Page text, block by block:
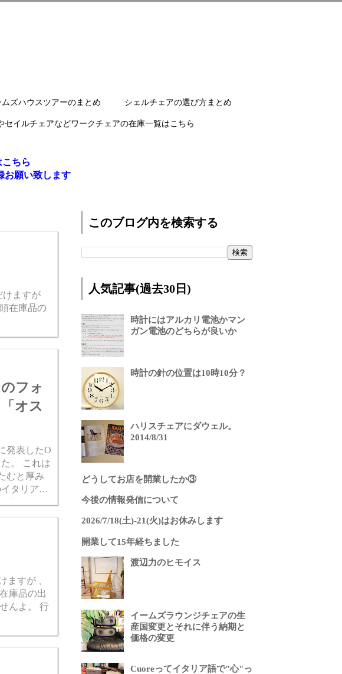
ズハウスツアーのまとめ シェルチェアの選び方まとめ
セイルチェアなどワークチェアの在庫一覧はこちら
ちら
お願い致します
けますが
在庫品の
フォ
オス
発表したO
。 これは
むと厚み
タリアン
クッショ
です。 普
ますが 、
庫品の出
んよ。 行
このブログ内を検索する
人気記事(過去30日)
時計にはアルカリ電池かマン
ガン電池のどちらが良いか
時計の針の位置は10時10分？
ハリスチェアにダウェル。
2014/8/31
どうしてお店を開業したか③
今後の情報発信について
2026/7/18(土)-21(火)はお休みします
開業して15年経ちました
渡辺力のヒモイス
イームズラウンジチェアの生
産国変更とそれに伴う納期と
価格の変更
Cuoreってイタリア語で"心"っ